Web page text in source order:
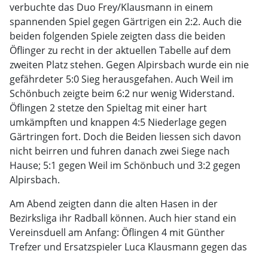
verbuchte das Duo Frey/Klausmann in einem
spannenden Spiel gegen Gärtrigen ein 2:2. Auch die
beiden folgenden Spiele zeigten dass die beiden
Öflinger zu recht in der aktuellen Tabelle auf dem
zweiten Platz stehen. Gegen Alpirsbach wurde ein nie
gefährdeter 5:0 Sieg herausgefahen. Auch Weil im
Schönbuch zeigte beim 6:2 nur wenig Widerstand.
Öflingen 2 stetze den Spieltag mit einer hart
umkämpften und knappen 4:5 Niederlage gegen
Gärtringen fort. Doch die Beiden liessen sich davon
nicht beirren und fuhren danach zwei Siege nach
Hause; 5:1 gegen Weil im Schönbuch und 3:2 gegen
Alpirsbach.
Am Abend zeigten dann die alten Hasen in der
Bezirksliga ihr Radball können. Auch hier stand ein
Vereinsduell am Anfang: Öflingen 4 mit Günther
Trefzer und Ersatzspieler Luca Klausmann gegen das